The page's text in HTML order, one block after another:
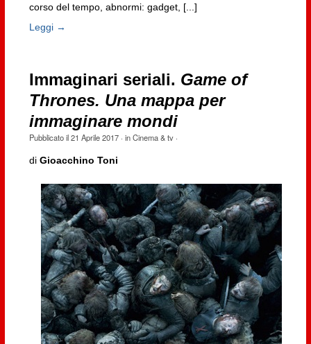
corso del tempo, abnormi: gadget, [...]
Leggi →
Immaginari seriali. Game of
Thrones. Una mappa per
immaginare mondi
Pubblicato il21 Aprile 2017· inCinema & tv·
di Gioacchino Toni